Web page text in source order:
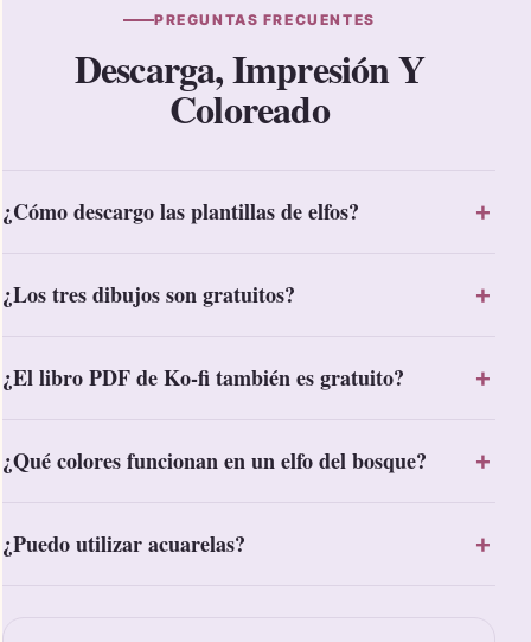
PREGUNTAS FRECUENTES
Descarga, Impresión Y
Coloreado
¿Cómo descargo las plantillas de elfos?
¿Los tres dibujos son gratuitos?
¿El libro PDF de Ko-fi también es gratuito?
¿Qué colores funcionan en un elfo del bosque?
¿Puedo utilizar acuarelas?